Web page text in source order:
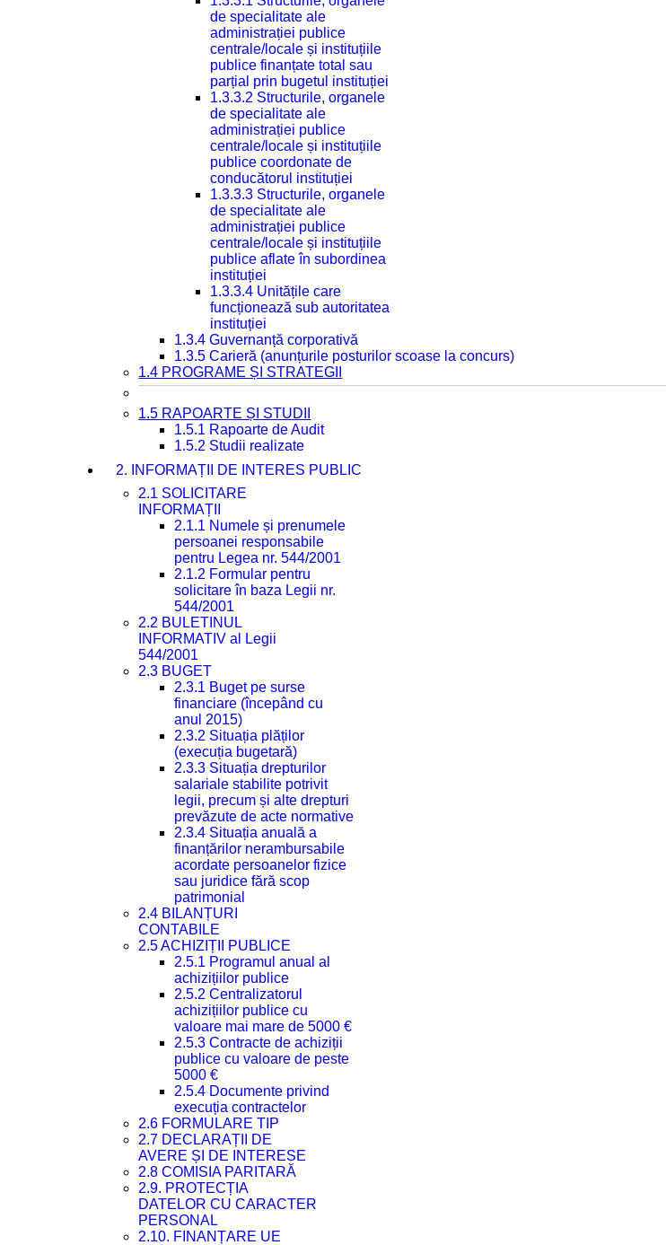
de specialitate ale
administrației publice
centrale/locale și instituțiile
publice finanțate total sau
parțial prin bugetul instituției
1.3.3.2 Structurile, organele
de specialitate ale
administrației publice
centrale/locale și instituțiile
publice coordonate de
conducătorul instituției
1.3.3.3 Structurile, organele
de specialitate ale
administrației publice
centrale/locale și instituțiile
publice aflate în subordinea
instituției
1.3.3.4 Unitățile care
funcționează sub autoritatea
instituției
1.3.4 Guvernanță corporativă
1.3.5 Carieră (anunțurile posturilor scoase la concurs)
1.4 PROGRAME ȘI STRATEGII
1.5 RAPOARTE ȘI STUDII
1.5.1 Rapoarte de Audit
1.5.2 Studii realizate
2. INFORMAȚII DE INTERES PUBLIC
2.1 SOLICITARE
INFORMAȚII
2.1.1 Numele și prenumele
persoanei responsabile
pentru Legea nr. 544/2001
2.1.2 Formular pentru
solicitare în baza Legii nr.
544/2001
2.2 BULETINUL
INFORMATIV al Legii
544/2001
2.3 BUGET
2.3.1 Buget pe surse
financiare (începând cu
anul 2015)
2.3.2 Situația plăților
(execuția bugetară)
2.3.3 Situația drepturilor
salariale stabilite potrivit
legii, precum și alte drepturi
prevăzute de acte normative
2.3.4 Situația anuală a
finanțărilor nerambursabile
acordate persoanelor fizice
sau juridice fără scop
patrimonial
2.4 BILANȚURI
CONTABILE
2.5 ACHIZIȚII PUBLICE
2.5.1 Programul anual al
achizițiilor publice
2.5.2 Centralizatorul
achizițiilor publice cu
valoare mai mare de 5000 €
2.5.3 Contracte de achiziții
publice cu valoare de peste
5000 €
2.5.4 Documente privind
execuția contractelor
2.6 FORMULARE TIP
2.7 DECLARAȚII DE
AVERE ȘI DE INTERESE
2.8 COMISIA PARITARĂ
2.9. PROTECȚIA
DATELOR CU CARACTER
PERSONAL
2.10. FINANȚARE UE